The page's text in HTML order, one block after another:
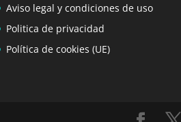
Aviso legal y condiciones de uso
Politica de privacidad
Política de cookies (UE)